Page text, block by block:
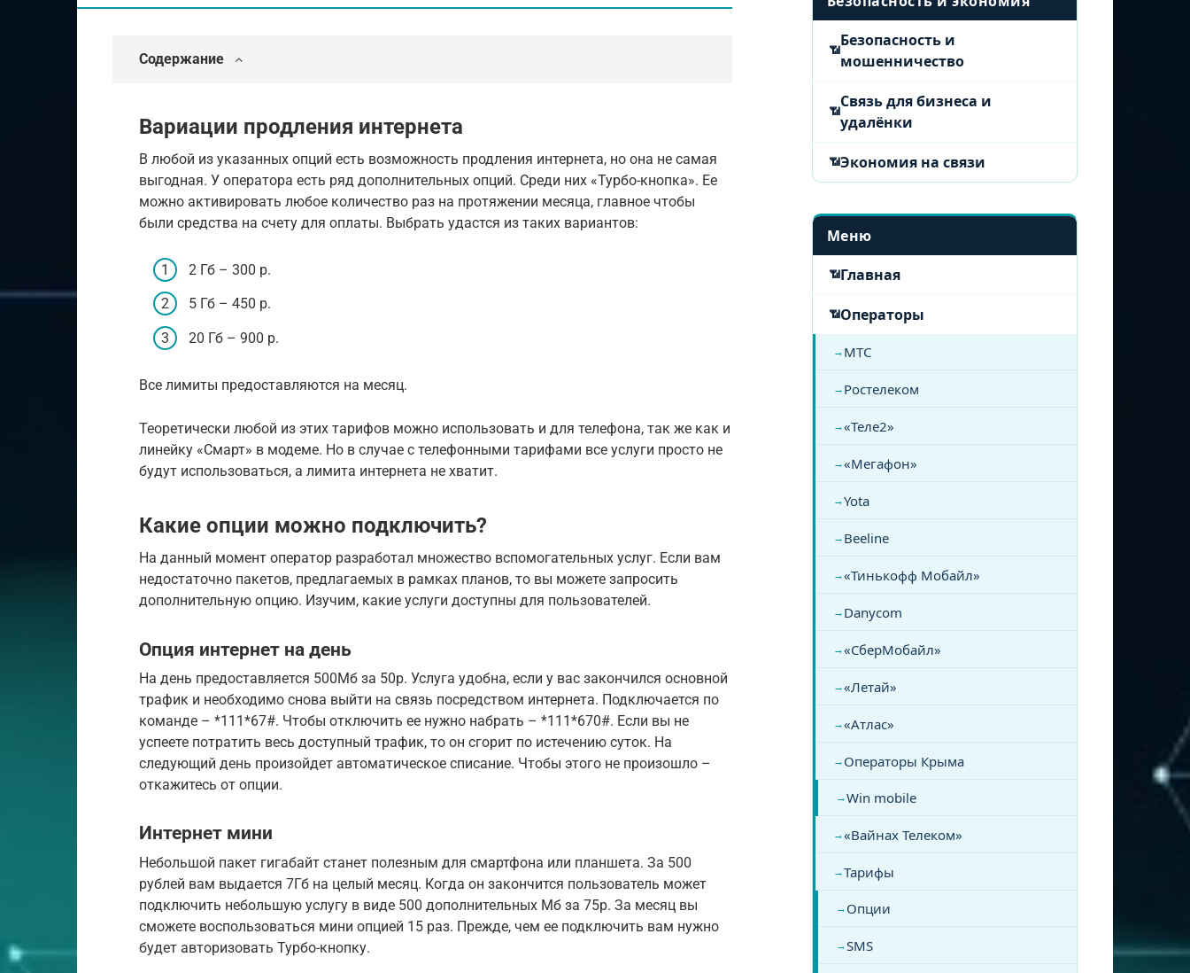
Содержание
Вариации продления интернета
В любой из указанных опций есть возможность продления интернета, но она не самая
выгодная. У оператора есть ряд дополнительных опций. Среди них «Турбо-кнопка». Ее
можно активировать любое количество раз на протяжении месяца, главное чтобы
были средства на счету для оплаты. Выбрать удастся из таких вариантов:
2 Гб – 300 р.
5 Гб – 450 р.
20 Гб – 900 р.
Все лимиты предоставляются на месяц.
Теоретически любой из этих тарифов можно использовать и для телефона, так же как и
линейку «Смарт» в модеме. Но в случае с телефонными тарифами все услуги просто не
будут использоваться, а лимита интернета не хватит.
Какие опции можно подключить?
На данный момент оператор разработал множество вспомогательных услуг. Если вам
недостаточно пакетов, предлагаемых в рамках планов, то вы можете запросить
дополнительную опцию. Изучим, какие услуги доступны для пользователей.
Опция интернет на день
На день предоставляется 500Мб за 50р. Услуга удобна, если у вас закончился основной
трафик и необходимо снова выйти на связь посредством интернета. Подключается по
команде – *111*67#. Чтобы отключить ее нужно набрать – *111*670#. Если вы не
успеете потратить весь доступный трафик, то он сгорит по истечению суток. На
следующий день произойдет автоматическое списание. Чтобы этого не произошло –
откажитесь от опции.
Интернет мини
Небольшой пакет гигабайт станет полезным для смартфона или планшета. За 500
рублей вам выдается 7Гб на целый месяц. Когда он закончится пользователь может
подключить небольшую услугу в виде 500 дополнительных Мб за 75р. За месяц вы
сможете воспользоваться мини опцией 15 раз. Прежде, чем ее подключить вам нужно
будет авторизовать Турбо-кнопку.
Безопасность и
мошенничество
Связь для бизнеса и
удалёнки
Экономия на связи
Меню
Главная
Операторы
МТС
Ростелеком
«Теле2»
«Мегафон»
Yota
Beeline
«Тинькофф Мобайл»
Danycom
«СберМобайл»
«Летай»
«Атлас»
Операторы Крыма
Win mobile
«Вайнах Телеком»
Тарифы
Опции
SMS